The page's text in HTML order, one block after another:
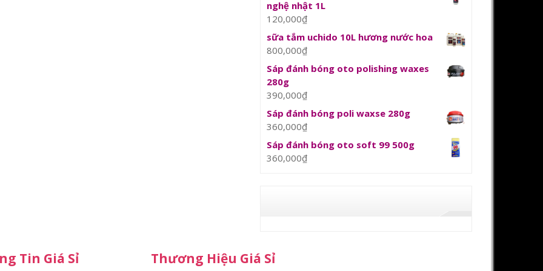
nghệ nhật 1L
120,000₫
sữa tắm uchido 10L hương nước hoa
800,000₫
Sáp đánh bóng oto polishing waxes
280g
390,000₫
Sáp đánh bóng poli waxse 280g
360,000₫
Sáp đánh bóng oto soft 99 500g
360,000₫
Tin Giá Sỉ Thương Hiệu Giá Sỉ